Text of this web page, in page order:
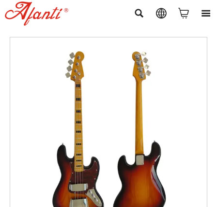
   